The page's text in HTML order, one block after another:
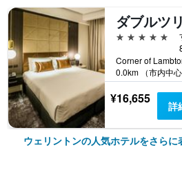
5つ星
0.0km （市内中心
¥16,655 詳
ウェリントンの人気ホテルをさらに